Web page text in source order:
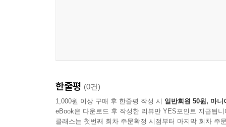
한줄평 (0건)
1,000원 이상 구매 후 한줄평 작성 시 일반회원 50원, 마니
eBook은 다운로드 후 작성한 리뷰만 YES포인트 지급됩니
클래스는 첫번째 회차 주문확정 시점부터 마지막 회차 주